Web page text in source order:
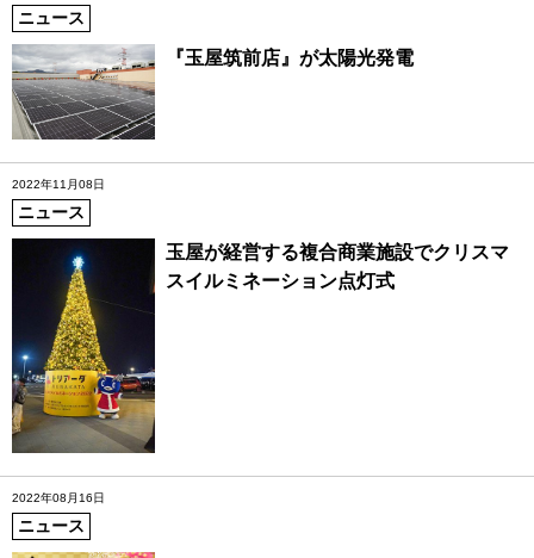
ニュース
『玉屋筑前店』が太陽光発電
2022年11月08日
ニュース
玉屋が経営する複合商業施設でクリスマ
スイルミネーション点灯式
2022年08月16日
ニュース